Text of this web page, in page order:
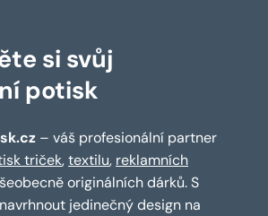
si svůj
potisk
– váš profesionální partner
triček,textilu, reklamních
originálních dárků. S
jedinečný design na